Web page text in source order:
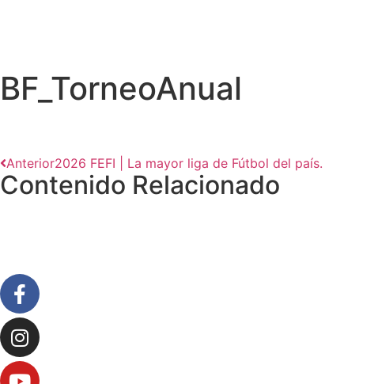
BF_TorneoAnual
Anterior2026 FEFI | La mayor liga de Fútbol del país.
Contenido Relacionado